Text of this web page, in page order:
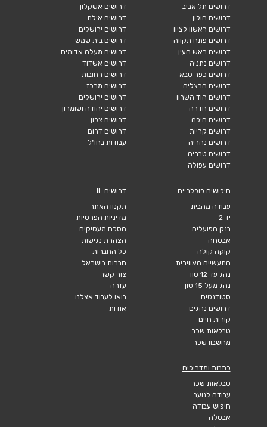
דרושים תל אביב
דרושים חולון
דרושים ראשון לציון
דרושים פתח תקווה
דרושים ראש העין
דרושים נתניה
דרושים כפר סבא
דרושים הרצליה
דרושים הוד השרון
דרושים חדרה
דרושים חיפה
דרושים קריות
דרושים נהריה
דרושים טבריה
דרושים עפולה
דרושים אשקלון
דרושים אילת
דרושים ירושלים
דרושים בית שמש
דרושים מעלה אדומים
דרושים אשדוד
דרושים רחובות
דרושים מרכז
דרושים ירושלים
דרושים יהודה ושומרון
דרושים צפון
דרושים דרום
עבודות בחו"ל
חיפושים פופלריים
עבודה מהבית
יד 2
בנק הפועלים
אבטחה
קוקה קולה
התעשייה האווירית
נהג עד 12 טון
נהג מעל 15 טון
סטודנטים
דרושים נהגים
קורות חיים
טבלאות שכר
מחשבון שכר
דרושים IL
תקנון האתר
מדיניות הפרטיות
הסכם מעסיקים
הצהרת נגישות
כל החברות
חברות בישראל
צור קשר
עזרה
בואו לעבוד אצלנו
אודות
כתבות ומדריכים
טבלאות שכר
עבודה לנוער
חיפוש עבודה
אבטלה